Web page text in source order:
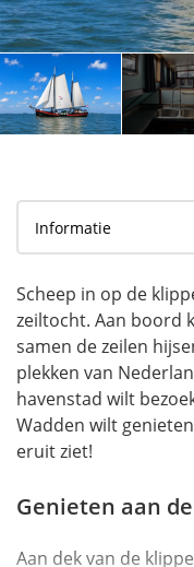
Scheep in op de
zeiltocht. Aan boord
samen de zeilen
plekken van
havenstad wilt
Wadden wilt
eruit ziet!
Genieten aan
Aan dek van de